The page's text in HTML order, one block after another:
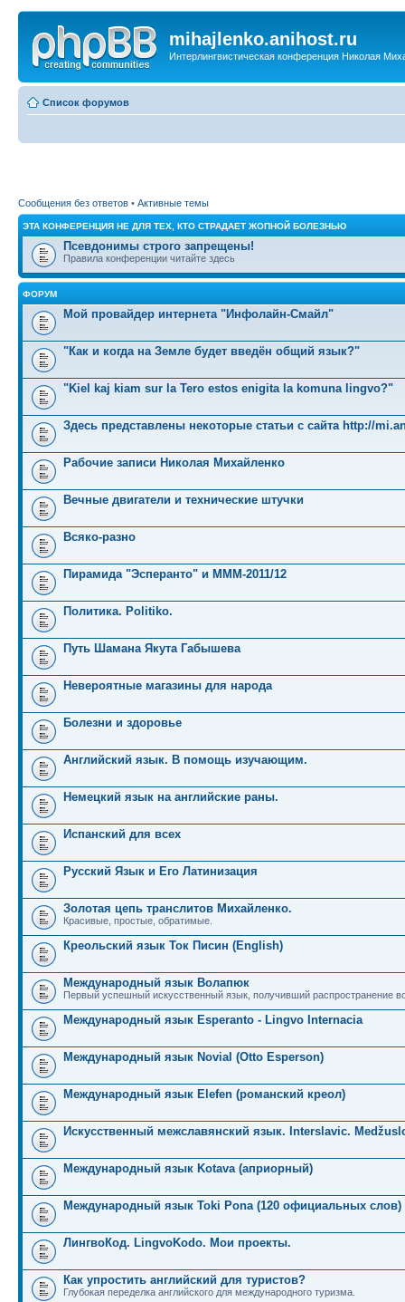
mihajlenko.anihost.ru
Интерлингвистическая конференция Николая
Список форумов
Сообщения без ответов • Активные темы
ЭТА КОНФЕРЕНЦИЯ НЕ ДЛЯ ТЕХ, КТО СТРАДАЕТ ЖОПНОЙ БОЛЕЗНЬЮ
Псевдонимы строго запрещены!
Правила конференции читайте здесь
ФОРУМ
Мой провайдер интернета "Инфолайн-Смайл"
"Как и когда на Земле будет введён общий язык?"
"Kiel kaj kiam sur la Tero estos enigita la komuna lingvo?"
Здесь представлены некоторые статьи с сайта http://
Рабочие записи Николая Михайленко
Вечные двигатели и технические штучки
Всяко-разно
Пирамида "Эсперанто" и MMM-2011/12
Политика. Politiko.
Путь Шамана Якута Габышева
Невероятные магазины для народа
Болезни и здоровье
Английский язык. В помощь изучающим.
Немецкий язык на английские раны.
Испанский для всех
Русский Язык и Его Латинизация
Золотая цепь транслитов Михайленко.
Красивые, простые, обратимые.
Креольский язык Ток Писин (English)
Международный язык Волапюк
Первый успешный искусственный язык, получивший распространение
Международный язык Esperanto - Lingvo Internacia
Международный язык Novial (Otto Esperson)
Международный язык Elefen (романский креол)
Искусственный межславянский язык. Interslavic.
Международный язык Kotava (априорный)
Международный язык Toki Pona (120 официальных слов)
ЛингвоКод. LingvoKodo. Мои проекты.
Как упростить английский для туристов?
Глубокая переделка английского для международного туризма.